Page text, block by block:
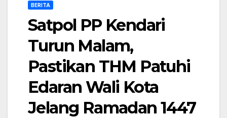
BERITA
Satpol PP Kendari
Turun Malam,
Pastikan THM Patuhi
Edaran Wali Kota
Jelang Ramadan 1447